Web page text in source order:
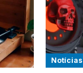
Notícias